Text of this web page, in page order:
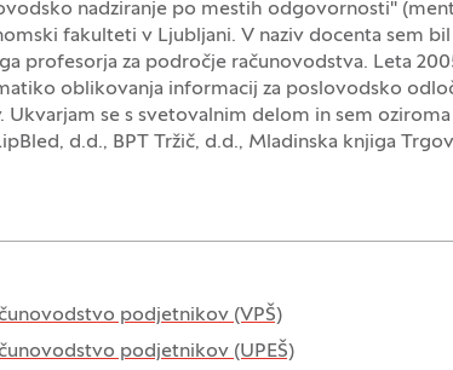
nadziranje po mestih odgovornosti"
fakulteti v Ljubljani. V naziv docenta sem
profesorja za področje računovodstva. Leta
oblikovanja informacij za poslovodsko
Ukvarjam se s svetovalnim delom in sem
d.d., BPT Tržič, d.d., Mladinska knjiga
podjetnikov (VPŠ)
podjetnikov (UPEŠ)